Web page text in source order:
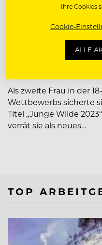
Simone
Junge Wilde
Als zweite Frau in der
Wettbewerbs sicherte
Titel „Junge Wilde
verrät sie als neues…
TOP
Ihre Cookies
Cookie-
ALLE